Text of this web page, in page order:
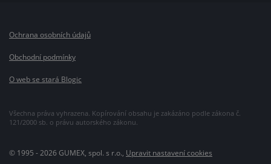
Všechna práva vyhrazena. Kopírování obsahu je zakázáno podle zákona č.
121/2000 sb. o právu autorského zákonu.
Ochrana osobních údajů
Obchodní podmínky
O web se stará Blogic
© 1995 - 2026 GUMEX, spol. s r.o., Upravit nastavení cookies